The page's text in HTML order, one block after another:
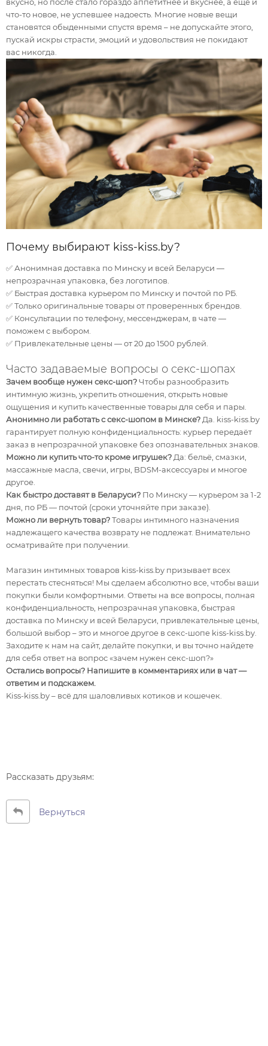
что-то новое, не успевшее надоесть. Многие новые вещи
становятся обыденными спустя время – не допускайте этого,
пускай искры страсти, эмоций и удовольствия не покидают
вас никогда.
Почему выбирают kiss-kiss.by?
✅ Анонимная доставка по Минску и всей Беларуси —
непрозрачная упаковка, без логотипов.
✅ Быстрая доставка курьером по Минску и почтой по РБ.
✅ Только оригинальные товары от проверенных брендов.
✅ Консультации по телефону, мессенджерам, в чате —
поможем с выбором.
✅ Привлекательные цены — от 20 до 1500 рублей.
Часто задаваемые вопросы о секс-шопах
Зачем вообще нужен секс-шоп?Чтобы разнообразить
интимную жизнь, укрепить отношения, открыть новые
ощущения и купить качественные товары для себя и пары.
Анонимно ли работать с секс-шопом в Минске?Да. kiss-kiss.by
гарантирует полную конфиденциальность: курьер передаёт
заказ в непрозрачной упаковке без опознавательных знаков.
Можно ли купить что-то кроме игрушек?Да: бельё, смазки,
массажные масла, свечи, игры, BDSM-аксессуары и многое
другое.
Как быстро доставят в Беларуси? По Минску — курьером за 1-2
дня, по РБ — почтой (сроки уточняйте при заказе).
Можно ли вернуть товар?Товары интимного назначения
надлежащего качества возврату не подлежат. Внимательно
осматривайте при получении.
Магазин интимных товаров kiss-kiss.by призывает всех
перестать стесняться! Мы сделаем абсолютно все, чтобы ваши
покупки были комфортными. Ответы на все вопросы, полная
конфиденциальность, непрозрачная упаковка, быстрая
доставка по Минску и всей Беларуси, привлекательные цены,
большой выбор – это и многое другое в секс-шопе kiss-kiss.by.
Заходите к нам на сайт, делайте покупки, и вы точно найдете
для себя ответ на вопрос «зачем нужен секс-шоп?»
Остались вопросы? Напишите в комментариях или в чат —
ответим и подскажем.
Kiss-kiss.by – всё для шаловливых котиков и кошечек.
Рассказать друзьям:
Вернуться